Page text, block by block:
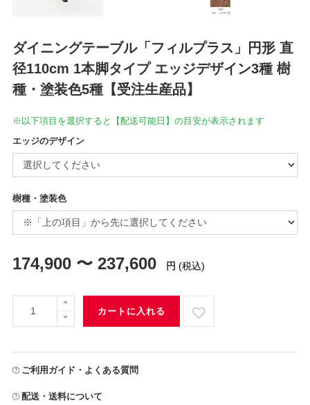
ダイニングテーブル「フィルプラス」円形 直
径110cm 1本脚タイプ エッジデザイン3種 樹
種・塗装色5種【受注生産品】
※以下項目を選択すると【配送可能日】の目安が表示されます
エッジのデザイン
樹種・塗装色
174,900 〜 237,600 円 (税込)
カートに入れる
ご利用ガイド・よくある質問
配送・送料について